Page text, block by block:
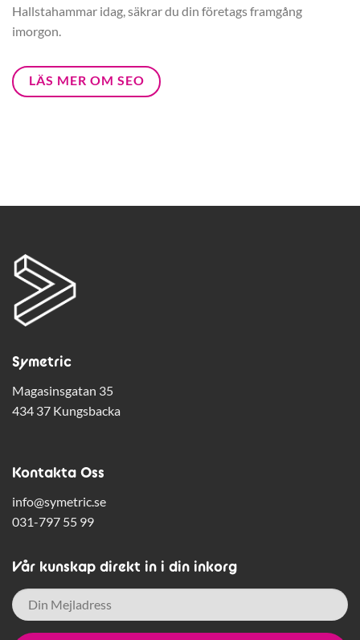
Hallstahammar idag, säkrar du din företags framgång
imorgon.
LÄS MER OM SEO
Symetric
Magasinsgatan 35
434 37 Kungsbacka
Kontakta Oss
info@symetric.se
031-797 55 99
Vår kunskap direkt in i din inkorg
E-
post *